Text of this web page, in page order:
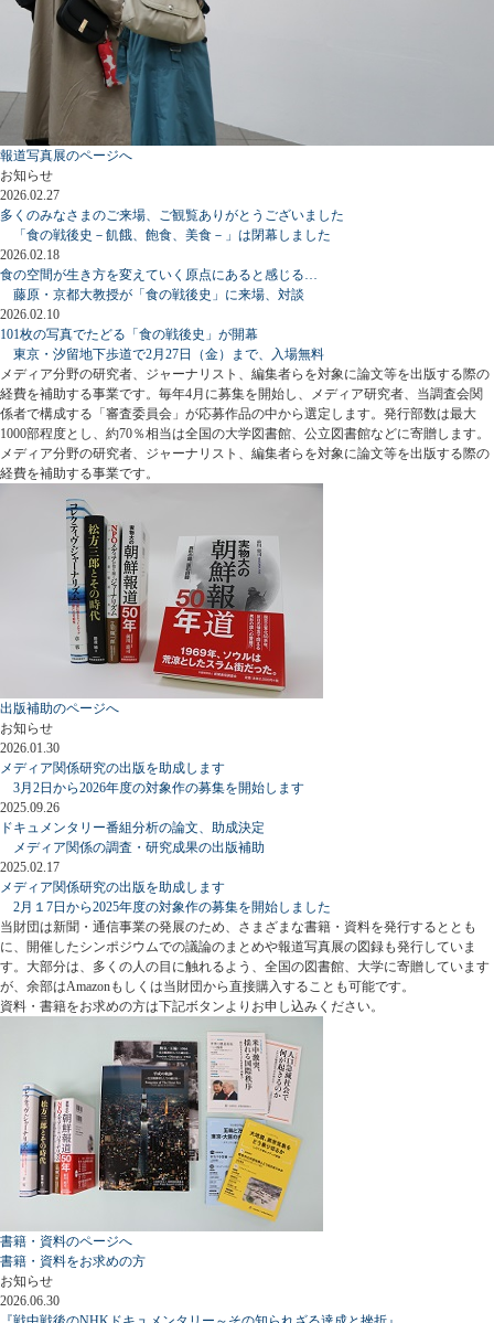
報道写真展のページへ
お知らせ
2026.02.27
多くのみなさまのご来場、ご観覧ありがとうございました
「食の戦後史－飢餓、飽食、美食－」は閉幕しました
2026.02.18
食の空間が生き方を変えていく原点にあると感じる…
藤原・京都大教授が「食の戦後史」に来場、対談
2026.02.10
101枚の写真でたどる「食の戦後史」が開幕
東京・汐留地下歩道で2月27日（金）まで、入場無料
メディア分野の研究者、ジャーナリスト、編集者らを対象に論文等を出版する際の
経費を補助する事業です。毎年4月に募集を開始し、メディア研究者、当調査会関
係者で構成する「審査委員会」が応募作品の中から選定します。発行部数は最大
1000部程度とし、約70％相当は全国の大学図書館、公立図書館などに寄贈します。
メディア分野の研究者、ジャーナリスト、編集者らを対象に論文等を出版する際の
経費を補助する事業です。
出版補助のページへ
お知らせ
2026.01.30
メディア関係研究の出版を助成します
3月2日から2026年度の対象作の募集を開始します
2025.09.26
ドキュメンタリー番組分析の論文、助成決定
メディア関係の調査・研究成果の出版補助
2025.02.17
メディア関係研究の出版を助成します
2月１7日から2025年度の対象作の募集を開始しました
当財団は新聞・通信事業の発展のため、さまざまな書籍・資料を発行するととも
に、開催したシンポジウムでの議論のまとめや報道写真展の図録も発行していま
す。大部分は、多くの人の目に触れるよう、全国の図書館、大学に寄贈しています
が、余部はAmazonもしくは当財団から直接購入することも可能です。
資料・書籍をお求めの方は下記ボタンよりお申し込みください。
書籍・資料のページへ
書籍・資料をお求めの方
お知らせ
2026.06.30